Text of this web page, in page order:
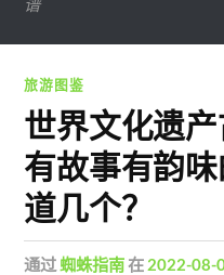
谱
旅游图鉴
世界文化遗产
有故事有韵
道几个？
通过蜘蛛指南在 2022-08-